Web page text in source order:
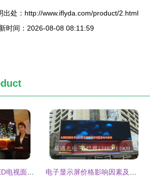
出处：http://www.iflyda.com/product/2.html
时间：2026-08-08 08:11:59